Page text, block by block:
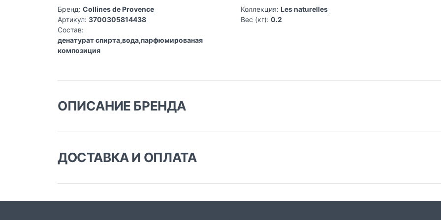
Бренд: Collines de Provence
Артикул: 3700305814438
Состав:
денатурат спирта,вода,парфюмированая
композиция
Коллекция: Les naturelles
Вес (кг): 0.2
ОПИСАНИЕ БРЕНДА
ДОСТАВКА И ОПЛАТА
Доставка в Москве и области Самовывоз из магазина на Трубной